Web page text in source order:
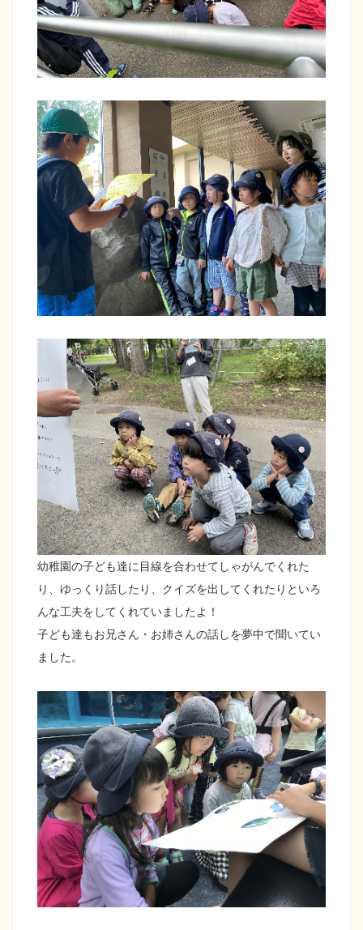
幼稚園の子ども達に目線を合わせてしゃがんでくれた
り、ゆっくり話したり、クイズを出してくれたりといろ
んな工夫をしてくれていましたよ！
子ども達もお兄さん・お姉さんの話しを夢中で聞いてい
ました。